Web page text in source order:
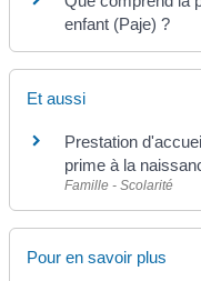
enfant (Paje) ?
Et aussi
Prestation
prime à la
Famille - Scolarité
Pour en savoir plus